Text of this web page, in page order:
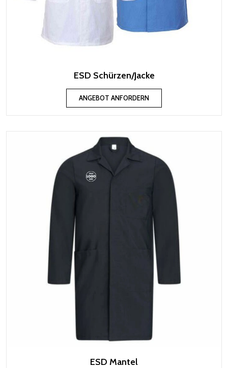
ESD Schürzen/Jacke
ANGEBOT ANFORDERN
ESD Mantel